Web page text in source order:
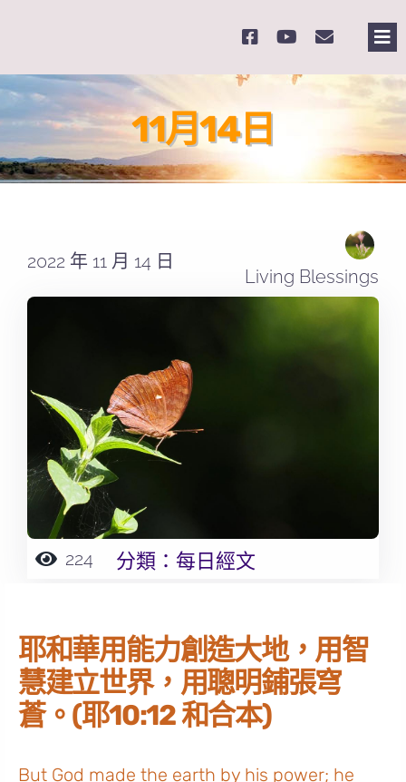
content
主頁
關於我們
課程報名
11月14日
2022 年 11 月 14 日
Living Blessings
224 分類： 每日經文
耶和華用能力創造大地，用智
慧建立世界，用聰明鋪張穹
蒼。(耶10:12 和合本)
But God made the earth by his power; he